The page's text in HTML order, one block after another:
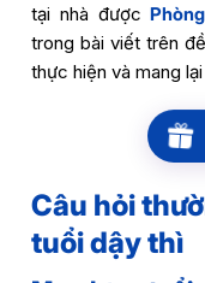
tại nhà được
trong bài viết trên
thực hiện và mang
Câu hỏi
tuổi dậy thì